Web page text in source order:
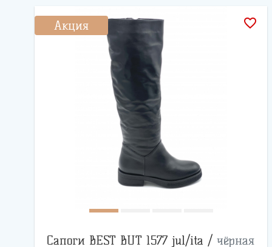
Акция favorite_border
Сапоги BEST BUT 1577 jul/ita / чёрная